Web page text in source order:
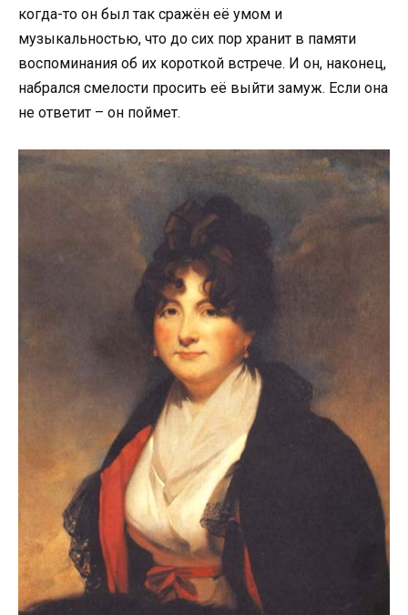
когда-то он был так сражён её умом и
музыкальностью, что до сих пор хранит в памяти
воспоминания об их короткой встрече. И он, наконец,
набрался смелости просить её выйти замуж. Если она
не ответит – он поймет.